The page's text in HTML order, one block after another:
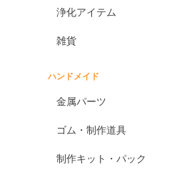
ン
シディアン
スノーフレークオブシ
マホガニーオブシディ
浄化アイテム
雑貨
ハンドメイド
金属パーツ
ゴム・制作道具
制作キット・パック